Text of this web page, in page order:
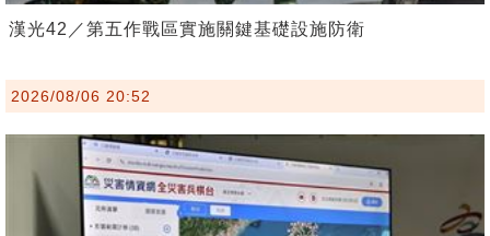
漢光42／第五作戰區實施關鍵基礎設施防衛
2026/08/06 20:52